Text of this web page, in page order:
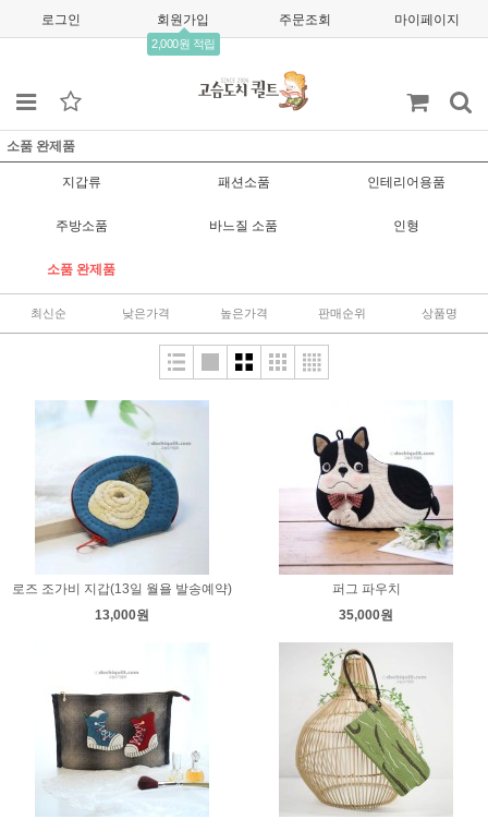
로그인 회원가입
2,000원 적립
주문조회 마이페이지
소품 완제품
지갑류 패션소품 인테리어용품
주방소품 바느질 소품 인형
소품 완제품
최신순 낮은가격 높은가격 판매순위 상품명
로즈 조가비 지갑(13일 월욜 발송예약)
13,000원
퍼그 파우치
35,000원